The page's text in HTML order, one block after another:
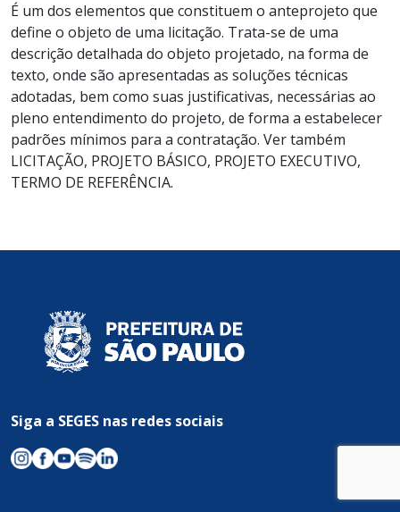
É um dos elementos que constituem o anteprojeto que
define o objeto de uma licitação. Trata-se de uma
descrição detalhada do objeto projetado, na forma de
texto, onde são apresentadas as soluções técnicas
adotadas, bem como suas justificativas, necessárias ao
pleno entendimento do projeto, de forma a estabelecer
padrões mínimos para a contratação. Ver também
LICITAÇÃO, PROJETO BÁSICO, PROJETO EXECUTIVO,
TERMO DE REFERÊNCIA.
Siga a SEGES nas redes sociais